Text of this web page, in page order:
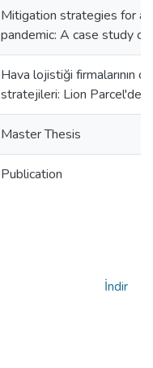
Mitigation strategies for
pandemic: A case study of
Hava lojistiği firmalarının
stratejileri: Lion Parcel'de
Master Thesis
Publication
İndir